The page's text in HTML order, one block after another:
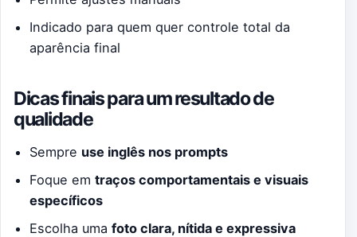
Indicado para quem quer controle total da
aparência final
Dicas finais para um resultado de
qualidade
Sempre use inglês nos prompts
Foque emtraços comportamentais e visuais
específicos
Escolha umafoto clara, nítida e expressiva